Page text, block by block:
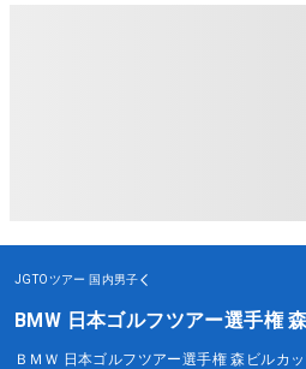
JGTOツアー 国内男子
BMW 日本ゴルフツアー選手権
ＢＭＷ 日本ゴルフツアー選手権 森ビルカ